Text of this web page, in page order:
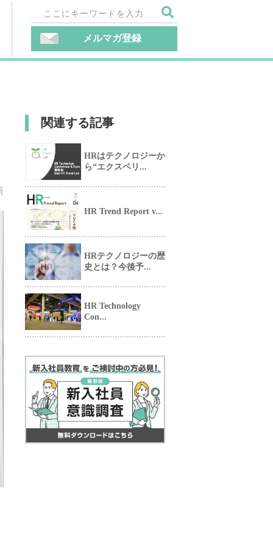
メルマガ登録
関連する記事
HRはテクノロジーか
ら“エクスペリ...
HR Trend Report v...
HRテクノロジーの歴
史とは？今後予...
HR Technology
Con...